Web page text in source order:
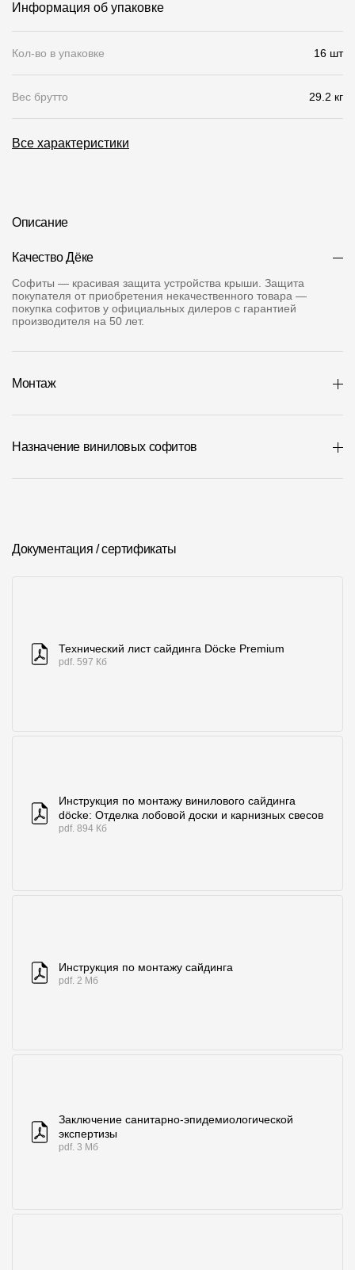
Отправка рекламации
Предложения по сотрудничеству
B2B
Отзывы
Алтайский край
Режим работы
Пн-Пт - 10-19
Информация об упаковке
Кол-во в упаковке 16 шт
Вес брутто 29.2 кг
Все характеристики
Описание
Качество Дёке
Софиты — красивая защита устройства крыши. Защита
покупателя от приобретения некачественного товара —
покупка софитов у официальных дилеров с гарантией
производителя на 50 лет.
Монтаж
Назначение виниловых софитов
Документация / сертификаты
Технический лист сайдинга Döcke Premium
pdf. 597 Кб
Инструкция по монтажу винилового сайдинга
döcke: Отделка лобовой доски и карнизных свесов
pdf. 894 Кб
Инструкция по монтажу сайдинга
pdf. 2 Мб
Заключение санитарно-эпидемиологической
экспертизы
pdf. 3 Мб